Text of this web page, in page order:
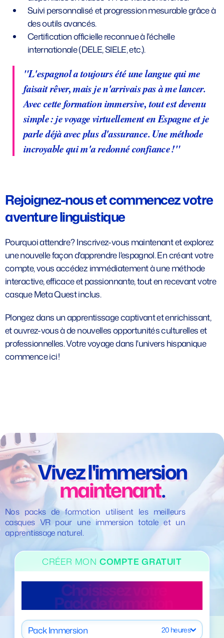
Suivi personnalisé et progression mesurable grâce à
des outils avancés.
Certification officielle reconnue à l'échelle
internationale (DELE, SIELE, etc.).
"L'espagnol a toujours été une langue qui me
faisait rêver, mais je n'arrivais pas à me lancer.
Avec cette formation immersive, tout est devenu
simple : je voyage virtuellement en Espagne et je
parle déjà avec plus d'assurance. Une méthode
incroyable qui m'a redonné confiance !"
Rejoignez-nous et commencez votre
aventure linguistique
Pourquoi attendre ? Inscrivez-vous maintenant et explorez
une nouvelle façon d'apprendre l'espagnol. En créant votre
compte, vous accédez immédiatement à une méthode
interactive, efficace et passionnante, tout en recevant votre
casque Meta Quest inclus.
Plongez dans un apprentissage captivant et enrichissant,
et ouvrez-vous à de nouvelles opportunités culturelles et
professionnelles. Votre voyage dans l'univers hispanique
commence ici !
Vivez l'immersion
maintenant.
Nos packs de formation utilisent les meilleurs
casques VR pour une immersion totale et un
apprentissage naturel.
CRÉER MON COMPTE GRATUIT
Choisissez votre
Pack de formation
Pack Immersion 20 heures
Création du compte
réussi avec succès
Félicitations !